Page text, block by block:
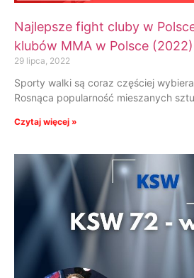
Najlepsze fight cluby w
klubów MMA w Polsce (2022)
29 lipca, 2022
Sporty walki są coraz częściej
Rosnąca popularność mieszanych
Czytaj więcej »